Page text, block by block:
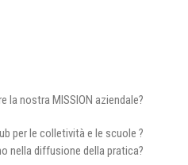
la nostra MISSION aziendale?
per le colletività e le scuole ?
nella diffusione della pratica?